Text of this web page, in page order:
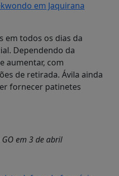
em Jaquirana
em todos os dias da
Dependendo da
aumentar, com
de retirada. Ávila ainda
fornecer patinetes
em 3 de abril